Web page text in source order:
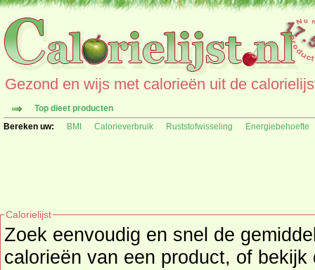
Gezond en wijs met calorieën uit de
Top dieet producten
Bereken uw:
BMI Calorieverbruik Ruststofwisseling Energiebehoefte
Calorielijst
Zoek eenvoudig en snel de
calorieën van een product, of